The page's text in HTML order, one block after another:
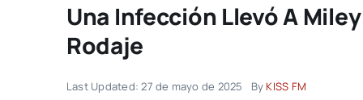
Una Infección Llevó A
Rodaje
Last Updated: 27 de mayo de 2025 By KISS FM